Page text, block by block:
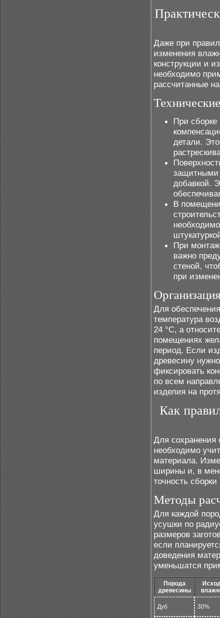
Даже при
изменения
конструкции и
необходимо
рассчитанные
При
детали.
защитными
добавкой.
В
При
важно
стеной,
при
Для
температура
24 °C, а
помещениях
период. Если
древесину
фиксировать
по всем
изделия на
Как
Для сохранения
необходимо
материала.
ширины и, в
точность
Методы
Для каждой
усушки по
размеров
если
доведения
уменьшатся
Порода
древесины
Дуб 30%